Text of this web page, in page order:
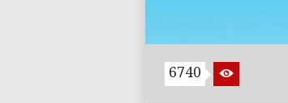
6740